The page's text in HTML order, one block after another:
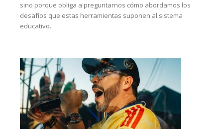
sino porque obliga a preguntarnos cómo abordamos los
desafíos que estas herramientas suponen al sistema
educativo.